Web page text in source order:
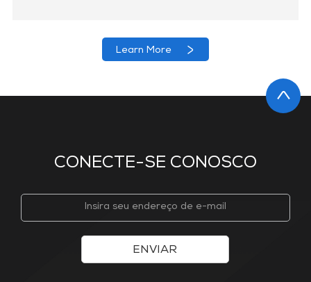
Learn More
CONECTE-SE CONOSCO
ENVIAR